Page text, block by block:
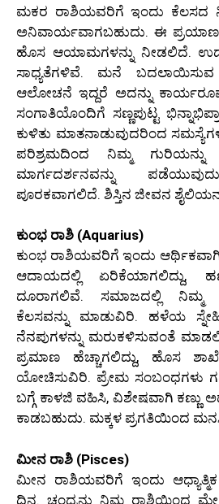
ಮಕರ ರಾಶಿಯವರಿಗೆ ಇಂದು ಕೆಲಸದ
ಅನಿವಾರ್ಯವಾಗಬಹುದು. ಈ
ಹೊಸ ಆಯಾಮಗಳನ್ನು ನೀಡಲಿದೆ.
ಸಾಧ್ಯತೆಗಳಿವೆ. ಮನೆ
ಆಲೋಚನೆ ಇದ್ದರೆ ಅದನ್ನು
ಸಂಗಾತಿಯೊಂದಿಗೆ ಸಣ್ಣಪುಟ್ಟ
ಕುಳಿತು ಮಾತನಾಡುವುದರಿಂದ
ಪರಿಶ್ರಮದಿಂದ ನಿಮ್ಮ
ಮಾರ್ಗದರ್ಶನವನ್ನು
ಪೂರಕವಾಗಲಿದೆ. ಶಿಸ್ತಿನ ಜೀವನ
ಕುಂಭ ರಾಶಿ (Aquarius)
ಕುಂಭ ರಾಶಿಯವರಿಗೆ ಇಂದು
ಆದಾಯದಲ್ಲಿ ಏರಿಕೆಯಾಗಲಿದ್ದು,
ದೂರಾಗಲಿವೆ. ಸಮಾಜದಲ್ಲಿ ನಿಮ್ಮ
ಕೆಲಸವನ್ನು ಮಾಡುವಿರಿ. ಹಳೆಯ
ನೆನಪುಗಳನ್ನು ಮರುಕಳಿಸುವಂತೆ
ಪ್ರಮಾಣ ಹೆಚ್ಚಾಗಲಿದ್ದು, ಹೊಸ
ಯೋಚಿಸುವಿರಿ. ಪ್ರೇಮ ಸಂಬಂಧಗಳು
ಬಗ್ಗೆ ಕಾಳಜಿ ವಹಿಸಿ, ವಿಶೇಷವಾಗಿ
ಕಾಡಬಹುದು. ಮಕ್ಕಳ ಪ್ರಗತಿಯಿಂದ
ಮೀನ ರಾಶಿ (Pisces)
ಮೀನ ರಾಶಿಯವರಿಗೆ ಇಂದು
ದಿನ. ಚಂದ್ರನು ನಿಮ್ಮ ರಾಶಿಯಿಂದ